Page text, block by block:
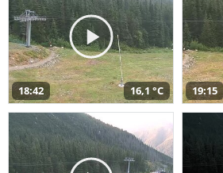
18:42 16,1 °C 19:15